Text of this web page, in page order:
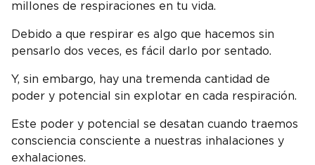
millones de respiraciones en tu vida.
Debido a que respirar es algo que hacemos sin
pensarlo dos veces, es fácil darlo por sentado.
Y, sin embargo, hay una tremenda cantidad de
poder y potencial sin explotar en cada respiración.
Este poder y potencial se desatan cuando traemos
consciencia consciente a nuestras inhalaciones y
exhalaciones.